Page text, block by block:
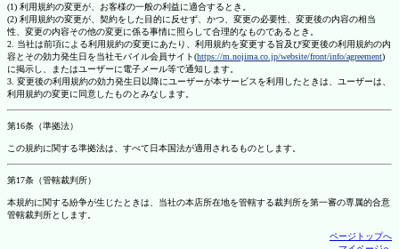
(1) 利用規約の変更が、お客様の一般の利益に適合するとき。
(2) 利用規約の変更が、契約をした目的に反せず、かつ、変更の必要性、変更後の内容の相当
性、変更の内容その他の変更に係る事情に照らして合理的なものであるとき。
2. 当社は前項による利用規約の変更にあたり、利用規約を変更する旨及び変更後の利用規約の内
容とその効力発生日を当社モバイル会員サイト(https://m.nojima.co.jp/website/front/info/agreement)
に掲示し、またはユーザーに電子メール等で通知します。
3. 変更後の利用規約の効力発生日以降にユーザーが本サービスを利用したときは、ユーザーは、
利用規約の変更に同意したものとみなします。
第16条（準拠法）
この規約に関する準拠法は、すべて日本国法が適用されるものとします。
第17条（管轄裁判所）
本規約に関する紛争が生じたときは、当社の本店所在地を管轄する裁判所を第一審の専属的合意
管轄裁判所とします。
ページトップへ